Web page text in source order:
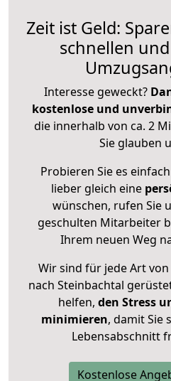
Zeit ist Geld:
schnellen
Interesse geweckt?
kostenlose und
die innerhalb von ca. 2
Sie glauben
Probieren Sie es
lieber gleich eine
wünschen, rufen Sie
geschulten Mitarbeiter
Ihrem neuen Weg
Wir sind für jede Art
nach Steinbachtal
helfen, den Stress
minimieren, damit Sie
Lebensabschnitt
Kostenlose